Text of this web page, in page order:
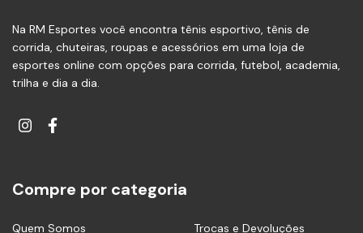
Na RM Esportes você encontra tênis esportivo, tênis de
corrida, chuteiras, roupas e acessórios em uma loja de
esportes online com opções para corrida, futebol, academia,
trilha e dia a dia.
Compre por categoria
Quem Somos Trocas e Devoluções